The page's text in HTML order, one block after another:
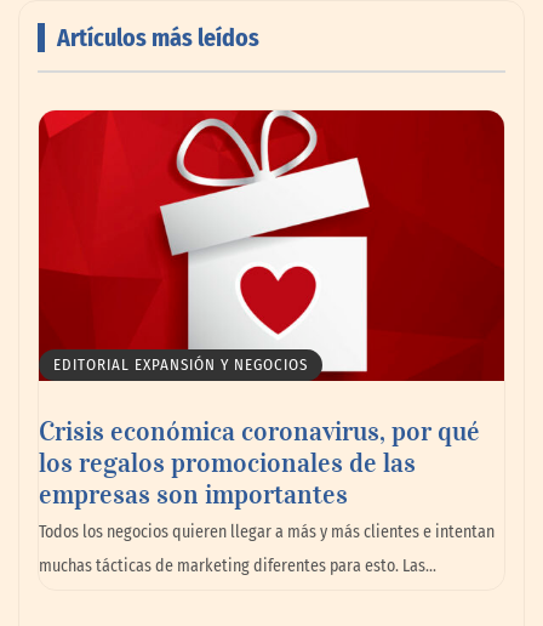
impulsando la colaboración en el sector
La omnicanalidad redefine la forma de
planear viajes en México
Artículos más leídos
EDITORIAL EXPANSIÓN Y NEGOCIOS
Crisis económica coronavirus, por qué
los regalos promocionales de las
empresas son importantes
Todos los negocios quieren llegar a más y más clientes e intentan
muchas tácticas de marketing diferentes para esto. Las…